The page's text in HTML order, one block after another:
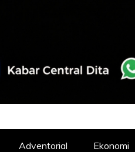
Adventorial Ekonomi